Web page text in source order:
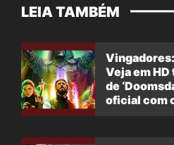
LEIA TAMBÉM
Veja em
de
oficial com